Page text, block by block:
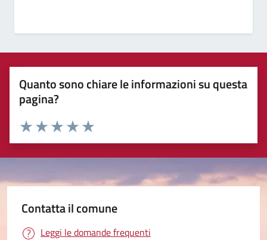
Quanto sono chiare le informazioni su questa
pagina?
Valuta 5 stelle su 5
Valuta 4 stelle su 5
Valuta 3 stelle su 5
Valuta 2 stelle su 5
Valuta 1 stelle su 5
Contatta il comune
Leggi le domande frequenti